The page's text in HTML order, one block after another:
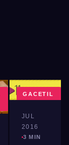
GACETIL
JUL
2016
3 MIN